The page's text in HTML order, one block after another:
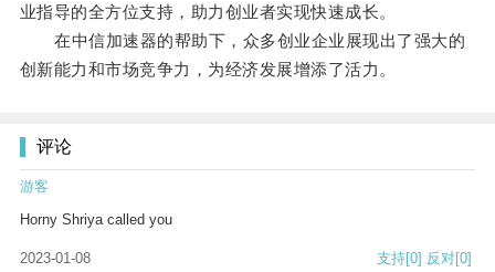
业指导的全方位支持，助力创业者实现快速成长。
在中信加速器的帮助下，众多创业企业展现出了强大的
创新能力和市场竞争力，为经济发展增添了活力。
评论
游客
Horny Shriya called you
2023-01-08 支持[0] 反对[0]